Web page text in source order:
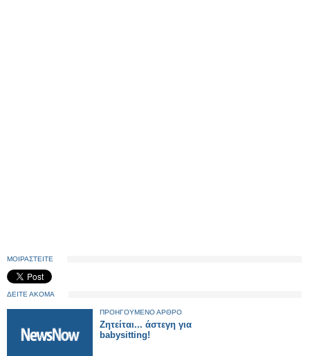
ΜΟΙΡΑΣΤΕΙΤΕ
ΔΕΙΤΕ ΑΚΟΜΑ
ΠΡΟΗΓΟΥΜΕΝΟ ΑΡΘΡΟ
Ζητείται... άστεγη για
babysitting!